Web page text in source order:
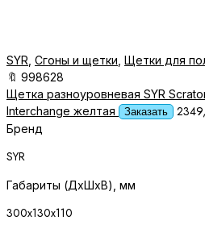
SYR Сгоны и щетки Щетки для
🔖 998628
Щетка разноуровневая SYR
Interchange желтая
Заказать
Бренд
SYR
Габариты (ДхШхВ), мм
300х130х110